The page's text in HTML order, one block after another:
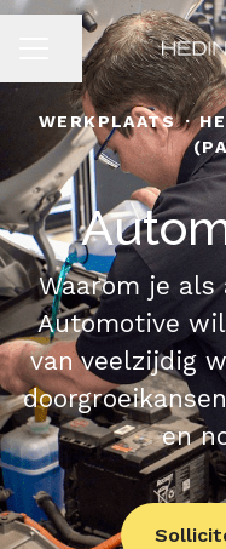
CARRIÈREMENU
Pagina delen
WERKPLAATS ·
Waarom je
Automotive
van veelzijdig
en